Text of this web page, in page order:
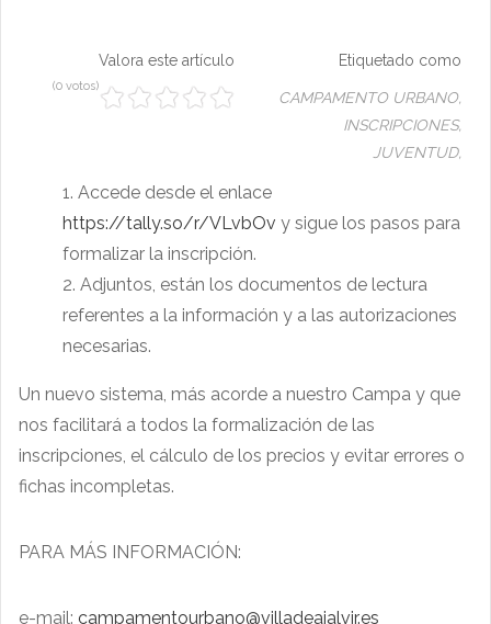
Valora este artículo
(0 votos)
Etiquetado como
CAMPAMENTO URBANO,
INSCRIPCIONES,
JUVENTUD,
Accede desde el enlace
https://tally.so/r/VLvbOv y sigue los pasos para
formalizar la inscripción.
Adjuntos, están los documentos de lectura
referentes a la información y a las autorizaciones
necesarias.
Un nuevo sistema, más acorde a nuestro Campa y que
nos facilitará a todos la formalización de las
inscripciones, el cálculo de los precios y evitar errores o
fichas incompletas.
PARA MÁS INFORMACIÓN:
e-mail: campamentourbano@villadeajalvir.es